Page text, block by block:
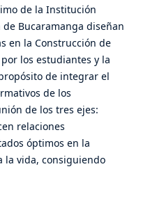
de la Institución
de Bucaramanga diseñan
en la Construcción de
los estudiantes y la
de integrar el
de los
de los tres ejes:
relaciones
óptimos en la
la vida, consiguiendo